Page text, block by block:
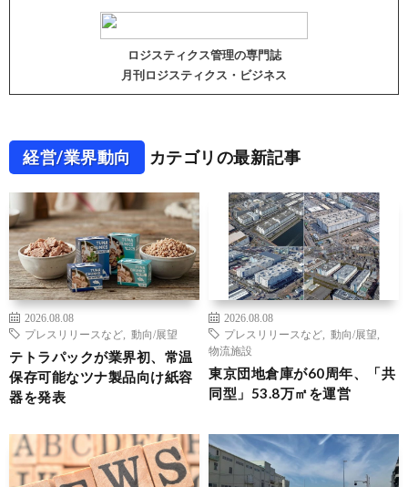
ロジスティクス管理の専門誌
月刊ロジスティクス・ビジネス
経営/業界動向 カテゴリの最新記事
2026.08.08
プレスリリースなど
動向/展望
テトラパックが業界初、常温
保存可能なツナ製品向け紙容
器を発表
2026.08.08
プレスリリースなど
動向/展望
物流施設
東京団地倉庫が60周年、「共
同型」53.8万㎡を運営